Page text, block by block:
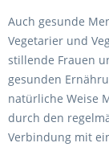
Auch gesunde
Vegetarier und
stillende Frauen
gesunden
natürliche Weise
durch den
Verbindung mit